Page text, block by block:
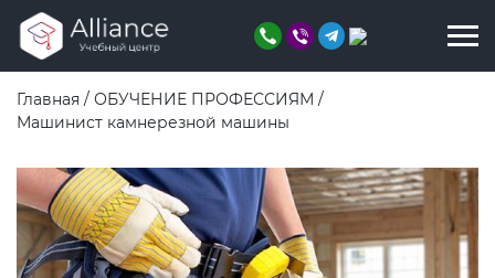
Главная / ОБУЧЕНИЕ ПРОФЕССИЯМ /
Машинист камнерезной машины